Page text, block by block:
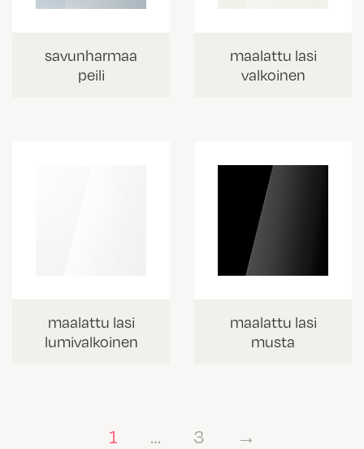
savunharmaa
peili
maalattu lasi
valkoinen
maalattu lasi
lumivalkoinen
maalattu lasi
musta
1 … 3 →